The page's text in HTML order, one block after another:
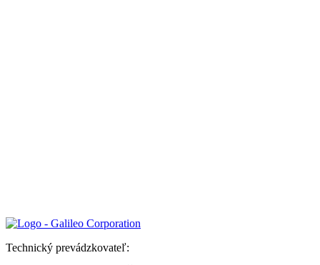
Technický prevádzkovateľ: